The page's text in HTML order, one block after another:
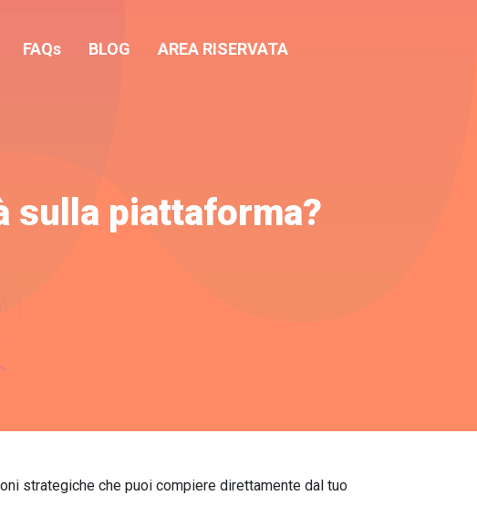
FAQs BLOG AREA RISERVATA
sulla piattaforma?
strategiche che puoi compiere direttamente dal tuo